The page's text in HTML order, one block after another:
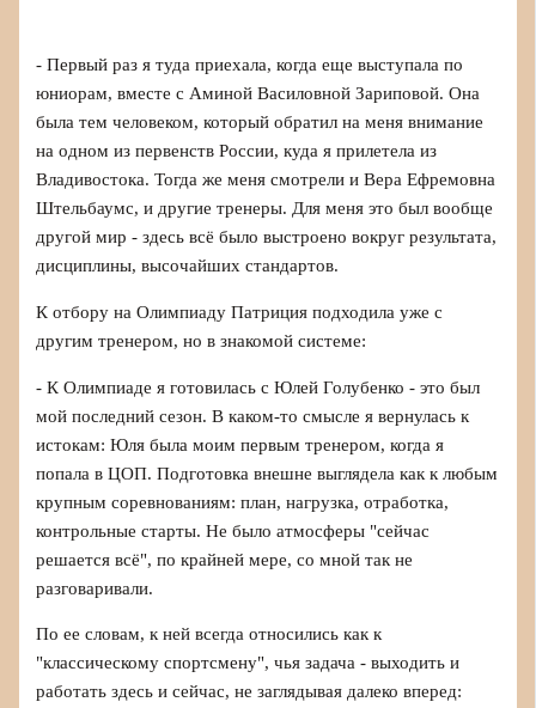
- Первый раз я туда приехала, когда еще выступала по
юниорам, вместе с Аминой Василовной Зариповой. Она
была тем человеком, который обратил на меня внимание
на одном из первенств России, куда я прилетела из
Владивостока. Тогда же меня смотрели и Вера Ефремовна
Штельбаумс, и другие тренеры. Для меня это был вообще
другой мир - здесь всё было выстроено вокруг результата,
дисциплины, высочайших стандартов.
К отбору на Олимпиаду Патриция подходила уже с
другим тренером, но в знакомой системе:
- К Олимпиаде я готовилась с Юлей Голубенко - это был
мой последний сезон. В каком-то смысле я вернулась к
истокам: Юля была моим первым тренером, когда я
попала в ЦОП. Подготовка внешне выглядела как к любым
крупным соревнованиям: план, нагрузка, отработка,
контрольные старты. Не было атмосферы "сейчас
решается всё", по крайней мере, со мной так не
разговаривали.
По ее словам, к ней всегда относились как к
"классическому спортсмену", чья задача - выходить и
работать здесь и сейчас, не заглядывая далеко вперед: